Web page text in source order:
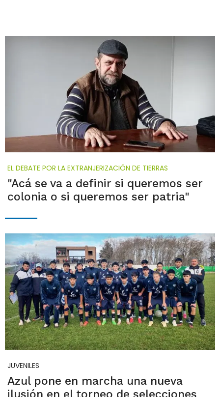
EL DEBATE POR LA EXTRANJERIZACIÓN DE TIERRAS
"Acá se va a definir si queremos ser
colonia o si queremos ser patria"
JUVENILES
Azul pone en marcha una nueva